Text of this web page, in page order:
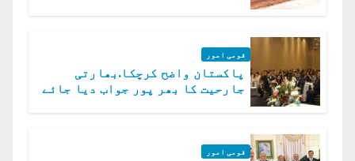
قومی امور
پاکستان واضح کرچکا.بھارتی
جارحیت کا بھر پور جواب دیا جائے
قومی امور